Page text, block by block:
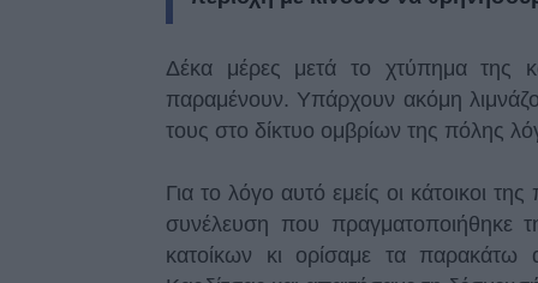
Δέκα μέρες μετά το χτύπημα της
παραμένουν. Υπάρχουν ακόμη
τους στο δίκτυο ομβρίων της πόλης
Για το λόγο αυτό εμείς οι κάτοικοι
συνέλευση που πραγματοποιήθηκε
κατοίκων κι ορίσαμε τα παρακάτω